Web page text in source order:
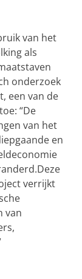
van het
als
onderzoek
een van de
“De
van het
en
verrijkt
van